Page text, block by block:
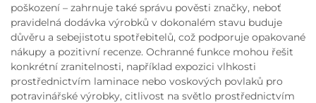
poškození – zahrnuje také správu pověsti značky, neboť
pravidelná dodávka výrobků v dokonalém stavu buduje
důvěru a sebejistotu spotřebitelů, což podporuje opakované
nákupy a pozitivní recenze. Ochranné funkce mohou řešit
konkrétní zranitelnosti, například expozici vlhkosti
prostřednictvím laminace nebo voskových povlaků pro
potravinářské výrobky, citlivost na světlo prostřednictvím